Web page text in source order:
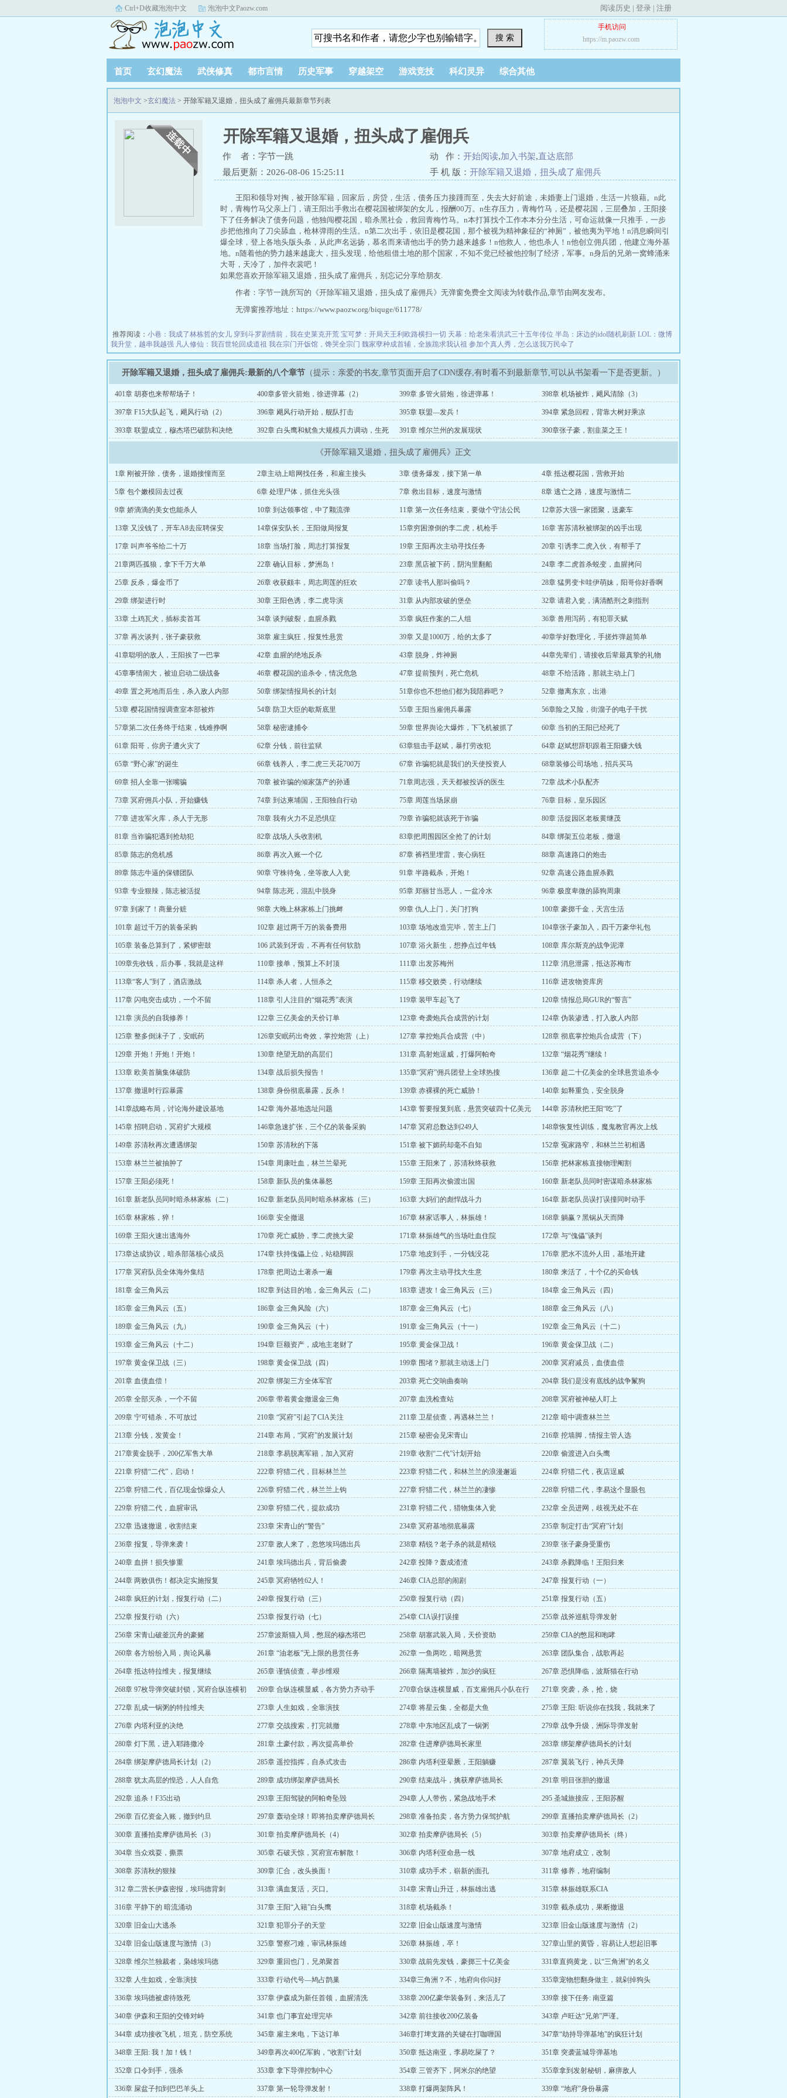
Ctrl+D收藏泡泡中文 泡泡中文Paozw.com 阅读历史 | 登录 | 注册
搜 索
手机访问
https://m.paozw.com
首页 玄幻魔法 武侠修真 都市言情 历史军事 穿越架空 游戏竞技 科幻灵异 综合其他
泡泡中文 >玄幻魔法 > 开除军籍又退婚，扭头成了雇佣兵最新章节列表
开除军籍又退婚，扭头成了雇佣兵
作 者：字节一跳 动 作： 开始阅读,加入书架,直达底部
最后更新：2026-08-06 15:25:11
手 机 版： 开除军籍又退婚，扭头成了雇佣兵
王阳和领导对掏，被开除军籍，回家后，房贷，生活，债务压力接踵而至，失去大好前途，未婚妻上门退婚，生活一片狼藉。n此
时，青梅竹马父亲上门，请王阳出手救出在樱花国被绑架的女儿，报酬00万。n生存压力，青梅竹马，还是樱花国，三层叠加，王阳接
下了任务解决了债务问题，他独闯樱花国，暗杀黑社会，救回青梅竹马。n本打算找个工作本本分分生活，可命运就像一只推手，一步
步把他推向了刀尖舔血，枪林弹雨的生活。n第二次出手，依旧是樱花国，那个被视为精神象征的“神厕”，被他夷为平地！n消息瞬间引
爆全球，登上各地头版头条，从此声名远扬，慕名而来请他出手的势力越来越多！n他救人，他也杀人！n他创立佣兵团，他建立海外基
地。n随着他的势力越来越庞大，扭头发现，给他租借土地的那个国家，不知不觉已经被他控制了经济，军事。n身后的兄弟一窝蜂涌来
大哥，天冷了，加件衣裳吧！
如果您喜欢开除军籍又退婚，扭头成了雇佣兵，别忘记分享给朋友.
作者：字节一跳所写的《开除军籍又退婚，扭头成了雇佣兵》无弹窗免费全文阅读为转载作品,章节由网友发布。
无弹窗推荐地址：https://www.paozw.org/biquge/611778/
推荐阅读： 小巷：我成了林栋哲的女儿 穿到斗罗剧情前，我在史莱克开荒 宝可梦：开局天王利欧路横扫一切 天幕：给老朱看洪武三十五年传位 半岛：床边的idol随机刷新 LOL：微博
我升堂，越串我越强 凡人修仙：我百世轮回成道祖 我在宗门开饭馆，馋哭全宗门 魏家孽种成首辅，全族跪求我认祖 参加个真人秀，怎么送我万民伞了
开除军籍又退婚，扭头成了雇佣兵:最新的八个章节 （提示：亲爱的书友,章节页面开启了CDN缓存,有时看不到最新章节,可以从书架看一下是否更新。）
401章 胡赛也来帮帮场子！ 400章多管火箭炮，徐进弹幕（2） 399章 多管火箭炮，徐进弹幕！ 398章 机场被炸，飓风清除（3）
397章 F15大队起飞，飓风行动（2） 396章 飓风行动开始，舰队打击 395章 联盟—发兵！ 394章 紧急回程，背靠大树好乘凉
393章 联盟成立，穆杰塔巴破防和决绝
392章 白头鹰和鱿鱼大规模兵力调动，生死
391章 维尔兰州的发展现状 390章张子豪，割韭菜之王！
《开除军籍又退婚，扭头成了雇佣兵》正文
1章 刚被开除，债务，退婚接憧而至 2章主动上暗网找任务，和雇主接头 3章 债务爆发，接下第一单 4章 抵达樱花国，营救开始
5章 包个嫩模回去过夜 6章 处理尸体，抓住光头强 7章 救出目标，速度与激情 8章 逃亡之路，速度与激情二
9章 娇滴滴的美女也能杀人 10章 到达领事馆，中了颗流弹 11章 第一次任务结束，要做个守法公民 12章苏大强一家团聚，送豪车
13章 又没钱了，开车A8去应聘保安 14章保安队长，王阳做局报复 15章穷困潦倒的李二虎，机枪手 16章 害苏清秋被绑架的凶手出现
17章 叫声爷爷给二十万 18章 当场打脸，周志打算报复 19章 王阳再次主动寻找任务 20章 引诱李二虎入伙，有帮手了
21章两匹孤狼，拿下千万大单 22章 确认目标，梦洲岛！ 23章 黑店被下药，阴沟里翻船 24章 李二虎首杀蜕变，血腥拷问
25章 反杀，爆金币了 26章 收获颇丰，周志周莲的狂欢 27章 读书人那叫偷吗？ 28章 猛男变卡哇伊萌妹，阳哥你好香啊
29章 绑架进行时 30章 王阳色诱，李二虎导演 31章 从内部攻破的堡垒 32章 请君入瓮，满清酷刑之刺指刑
33章 土鸡瓦犬，插标卖首耳 34章 谈判破裂，血腥杀戮 35章 疯狂作案的二人组 36章 兽用泻药，有犯罪天赋
37章 再次谈判，张子豪获救 38章 雇主疯狂，报复性悬赏 39章 又是1000万，给的太多了 40章学好数理化，手搓炸弹超简单
41章聪明的敌人，王阳挨了一巴掌 42章 血腥的绝地反杀 43章 脱身，炸神厕 44章先辈们，请接收后辈最真挚的礼物
45章事情闹大，被迫启动二级战备 46章 樱花国的追杀令，情况危急 47章 提前预判，死亡危机 48章 不给活路，那就主动上门
49章 置之死地而后生，杀入敌人内部 50章 绑架情报局长的计划 51章你也不想他们都为我陪葬吧？ 52章 撤离东京，出港
53章 樱花国情报调查室本部被炸 54章 防卫大臣的歇斯底里 55章 王阳当雇佣兵暴露 56章险之又险，街溜子的电子干扰
57章第二次任务终于结束，钱难挣啊 58章 秘密逮捕令 59章 世界舆论大爆炸，下飞机被抓了 60章 当初的王阳已经死了
61章 阳哥，你房子遭火灾了 62章 分钱，前往监狱 63章狙击手赵斌，暴打劳改犯 64章 赵斌想辞职跟着王阳赚大钱
65章 “野心家”的诞生 66章 钱养人，李二虎三天花700万 67章 诈骗犯就是我们的天使投资人 68章装修公司场地，招兵买马
69章 招人全靠一张嘴骗 70章 被诈骗的倾家荡产的孙通 71章周志强，天天都被投诉的医生 72章 战术小队配齐
73章 冥府佣兵小队，开始赚钱 74章 到达柬埔国，王阳独自行动 75章 周莲当场尿崩 76章 目标，皇乐园区
77章 进攻军火库，杀人于无形 78章 我有火力不足恐惧症 79章 诈骗犯就该死于诈骗 80章 活捉园区老板黄继茂
81章 当诈骗犯遇到抢劫犯 82章 战场人头收割机 83章把周围园区全抢了的计划 84章 绑架五位老板，撤退
85章 陈志的危机感 86章 再次入账一个亿 87章 裤裆里埋雷，丧心病狂 88章 高速路口的炮击
89章 陈志牛逼的保镖团队 90章 守株待兔，坐等敌人入瓮 91章 半路截杀，开炮！ 92章 高速公路血腥杀戮
93章 专业狠辣，陈志被活捉 94章 陈志死，混乱中脱身 95章 郑丽甘当恶人，一盆冷水 96章 极度卑微的舔狗周康
97章 到家了！商量分赃 98章 大晚上林家栋上门挑衅 99章 仇人上门，关门打狗 100章 豪掷千金，天宫生活
101章 超过千万的装备采购 102章 超过两千万的装备费用 103章 场地改造完毕，苦主上门 104章张子豪加入，四千万豪华礼包
105章 装备总算到了，紧锣密鼓 106 武装到牙齿，不再有任何软肋 107章 浴火新生，想挣点过年钱 108章 库尔斯克的战争泥潭
109章先收钱，后办事，我就是这样 110章 接单，预算上不封顶 111章 出发苏梅州 112章 消息泄露，抵达苏梅市
113章“客人”到了，酒店激战 114章 杀人者，人恒杀之 115章 移交败类，行动继续 116章 进攻物资库房
117章 闪电突击成功，一个不留 118章 引人注目的“烟花秀”表演 119章 装甲车起飞了 120章 情报总局GUR的“誓言”
121章 演员的自我修养！ 122章 三亿美金的天价订单 123章 奇袭炮兵合成营的计划 124章 伪装渗透，打入敌人内部
125章 整多倒沫子了，安眠药 126章安眠药出奇效，掌控炮营（上） 127章 掌控炮兵合成营（中） 128章 彻底掌控炮兵合成营（下）
129章 开炮！开炮！开炮！ 130章 绝望无助的高层们 131章 高射炮逞威，打爆阿帕奇 132章 “烟花秀”继续！
133章 欧美首脑集体破防 134章 战后损失报告！ 135章“冥府”佣兵团登上全球热搜 136章 超二十亿美金的全球悬赏追杀令
137章 撤退时行踪暴露 138章 身份彻底暴露，反杀！ 139章 赤裸裸的死亡威胁！ 140章 如释重负，安全脱身
141章战略布局，讨论海外建设基地 142章 海外基地选址问题 143章 誓要报复到底，悬赏突破四十亿美元 144章 苏清秋把王阳“吃”了
145章 招聘启动，冥府扩大规模 146章急速扩张，三个亿的装备采购 147章 冥府总数达到249人 148章恢复性训练，魔鬼教官再次上线
149章 苏清秋再次遭遇绑架 150章 苏清秋的下落 151章 被下媚药却毫不自知 152章 冤家路窄，和林兰兰初相遇
153章 林兰兰被抽肿了 154章 周康吐血，林兰兰晕死 155章 王阳来了，苏清秋终获救 156章 把林家栋直接物理阉割
157章 王阳必须死！ 158章 新队员的集体暴怒 159章 王阳再次偷渡出国 160章 新老队员同时密谋暗杀林家栋
161章 新老队员同时暗杀林家栋（二） 162章 新老队员同时暗杀林家栋（三） 163章 大妈们的彪悍战斗力 164章 新老队员误打误撞同时动手
165章 林家栋，猝！ 166章 安全撤退 167章 林家话事人，林振雄！ 168章 躺赢？黑锅从天而降
169章 王阳火速出逃海外 170章 死亡威胁，李二虎挑大梁 171章 林振雄气的当场吐血住院 172章 与“傀儡”谈判
173章达成协议，暗杀部落核心成员 174章 扶持傀儡上位，站稳脚跟 175章 地皮到手，一分钱没花 176章 肥水不流外人田，基地开建
177章 冥府队员全体海外集结 178章 把周边土著杀一遍 179章 再次主动寻找大生意 180章 来活了，十个亿的买命钱
181章 金三角风云 182章 到达目的地，金三角风云（二） 183章 进攻！金三角风云（三） 184章 金三角风云（四）
185章 金三角风云（五） 186章 金三角风险（六） 187章 金三角风云（七） 188章 金三角风云（八）
189章 金三角风云（九） 190章 金三角风云（十） 191章 金三角风云（十一） 192章 金三角风云（十二）
193章 金三角风云（十二） 194章 巨额资产，成地主老财了 195章 黄金保卫战！ 196章 黄金保卫战（二）
197章 黄金保卫战（三） 198章 黄金保卫战（四） 199章 围堵？那就主动送上门 200章 冥府减员，血债血偿
201章 血债血偿！ 202章 绑架三方全体军官 203章 死亡交响曲奏响 204章 我们是没有底线的战争鬣狗
205章 全部灭杀，一个不留 206章 带着黄金撤退金三角 207章 血洗检查站 208章 冥府被神秘人盯上
209章 宁可错杀，不可放过 210章 “冥府”引起了CIA关注 211章 卫星侦查，再遇林兰兰！ 212章 暗中调查林兰兰
213章 分钱，发黄金！ 214章 布局，“冥府”的发展计划 215章 秘密会见宋青山 216章 挖墙脚，情报主管人选
217章黄金脱手，200亿军售大单 218章 李易脱离军籍，加入冥府 219章 收割“二代”计划开始 220章 偷渡进入白头鹰
221章 狩猎“二代”，启动！ 222章 狩猎二代，目标林兰兰 223章 狩猎二代，和林兰兰的浪漫邂逅 224章 狩猎二代，夜店逞威
225章 狩猎二代，百亿现金惊爆众人 226章 狩猎二代，林兰兰上钩 227章 狩猎二代，林兰兰的凄惨 228章 狩猎二代，李易这个显眼包
229章 狩猎二代，血腥审讯 230章 狩猎二代，提款成功 231章 狩猎二代，猎物集体入瓮 232章 全员进网，歧视无处不在
232章 迅速撤退，收割结束 233章 宋青山的“警告” 234章 冥府基地彻底暴露 235章 制定打击“冥府”计划
236章 报复，导弹来袭！ 237章 敌人来了，忽悠埃玛德出兵 238章 精锐？老子杀的就是精锐 239章 张子豪身受重伤
240章 血拼！损失惨重 241章 埃玛德出兵，背后偷袭 242章 投降？轰成渣渣 243章 杀戮降临！王阳归来
244章 两败俱伤！都决定实施报复 245章 冥府牺牲62人！ 246章 CIA总部的闹剧 247章 报复行动（一）
248章 疯狂的计划，报复行动（二） 249章 报复行动（三） 250章 报复行动（四） 251章 报复行动（五）
252章 报复行动（六） 253章 报复行动（七） 254章 CIA误打误撞 255章 战斧巡航导弹发射
256章 宋青山破釜沉舟的豪赌 257章波斯猫入局，憋屈的穆杰塔巴 258章 胡塞武装入局，天价资助 259章 CIA的憋屈和咆哮
260章 各方纷纷入局，舆论风暴 261章 “油老板”无上限的悬赏任务 262章 一鱼两吃，暗网悬赏 263章 团队集合，战歌再起
264章 抵达特拉维夫，报复继续 265章 谨慎侦查，举步维艰 266章 隔离墙被炸，加沙的疯狂 267章 恐惧降临，波斯猫在行动
268章 97枚导弹突破封锁，冥府合纵连横初
显威
269章 合纵连横显威，各方势力齐动手
270章合纵连横显威，百支雇佣兵小队在行
动
271章 突袭，杀，抢，烧
272章 乱成一锅粥的特拉维夫 273章 人生如戏，全靠演技 274章 将星云集，全都是大鱼 275章 王阳: 听说你在找我，我就来了
276章 内塔利亚的决绝 277章 交战搜索，打完就撤 278章 中东地区乱成了一锅粥 279章 战争升级，洲际导弹发射
280章 灯下黑，进入耶路撒冷 281章 土豪付款，再次提高单价 282章 住进摩萨德局长家里 283章 绑架摩萨德局长的计划
284章 绑架摩萨德局长计划（2） 285章 遥控指挥，自杀式攻击 286章 内塔利亚晕厥，王阳躺赚 287章 翼装飞行，神兵天降
288章 犹太高层的惶恐，人人自危 289章 成功绑架摩萨德局长 290章 结束战斗，擒获摩萨德局长 291章 明目张胆的撤退
292章 追杀！F35出动 293章 王阳驾驶的阿帕奇坠毁 294章 人人带伤，紧急战地手术 295 圣城旅接应，王阳苏醒
296章 百亿资金入账，撤到约旦 297章 轰动全球！即将拍卖摩萨德局长 298章 准备拍卖，各方势力保驾护航 299章 直播拍卖摩萨德局长（2）
300章 直播拍卖摩萨德局长（3） 301章 拍卖摩萨德局长（4） 302章 拍卖摩萨德局长（5） 303章 拍卖摩萨德局长（终）
304章 当众戏耍，撕票 305章 石破天惊，冥府宣布解散！ 306章 内塔利亚命悬一线 307章 地府成立，改制
308章 苏清秋的狠辣 309章 汇合，改头换面！ 310章 成功手术，崭新的面孔 311章 修养，地府编制
312 章二营长伊森密报，埃玛德背刺 313章 满血复活，灭口。 314章 宋青山升迁，林振雄出逃 315章 林振雄联系CIA
316章 平静下的 暗流涌动 317章 王阳“入籍”白头鹰 318章 机场截杀！ 319章 截杀成功，果断撤退
320章 旧金山大逃杀 321章 犯罪分子的天堂 322章 旧金山版速度与激情 323章 旧金山版速度与激情（2）
324章 旧金山版速度与激情（3） 325章 警察刁难，审讯林振雄 326章 林振雄，卒！ 327章山里的黄昏，容易让人想起旧事
328章 维尔兰独裁者，枭雄埃玛德 329章 重回也门，兄弟聚首 330章 战前先发钱，豪掷三十亿美金 331章直捣黄龙，以“三角洲”的名义
332章 人生如戏，全靠演技 333章 行动代号—鸠占鹊巢 334章三角洲？不，地府向你问好 335章宠物想翻身做主，就剁掉狗头
336章 埃玛德被虐待致死 337章 伊森成为新任首领，血腥清洗 338章 200亿豪华装备到，来活儿了 339章 接下任务: 南亚篇
340章 伊森和王阳的交锋对峙 341章 也门事宜处理完毕 342章 前往接收200亿装备 343章 卢旺达“兄弟”严谨。
344章 成功接收飞机，坦克，防空系统 345章 雇主来电，下达订单 346章打埤支路的关键在打咖喱国 347章“劫持导弹基地”的疯狂计划
348章 王阳: 我！加！钱！ 349章再次400亿军购，“收割”计划 350章 抵达南亚，李易吃屎了？ 351章 突袭蓝城导弹基地
352章 口令到手，强杀 353章 拿下导弹控制中心 354章 三管齐下，阿米尔的绝望 355章拿到发射秘钥，麻痹敌人
336章 屎盆子扣到巴巴羊头上 337章 第一轮导弹发射！ 338章 打爆两架阵风！ 339章 “地府”身份暴露